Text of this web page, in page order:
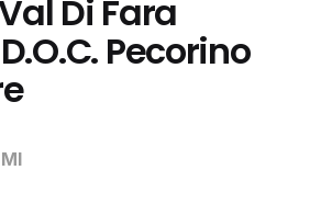
Di Fara
Pecorino